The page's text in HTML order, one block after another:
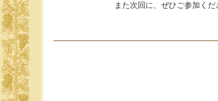
また次回に、ぜひご参加くだ